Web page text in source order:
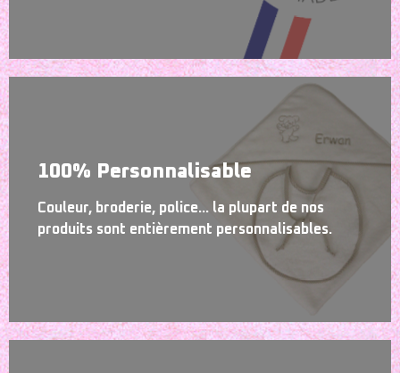
100% Personnalisable
Couleur, broderie, police... la plupart de nos
produits sont entièrement personnalisables.